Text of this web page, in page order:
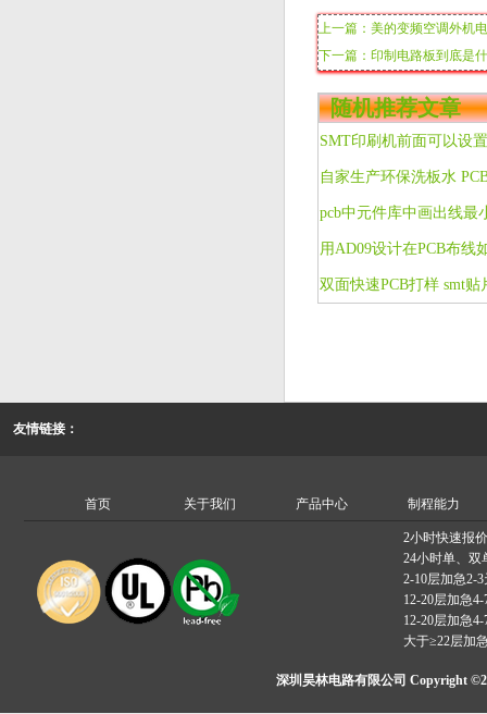
上一篇：美的变频空调外机
下一篇：印制电路板到底是
随机推荐文章
pcb中元件库中画出线最
友情链接：
首页 关于我们 产品中心 制程能力
2小时快速报价
24小时单、双
2-10层加急2-3
12-20层加急4-
12-20层加急4-
大于≥22层加
深圳昊林电路有限公司 Copyright